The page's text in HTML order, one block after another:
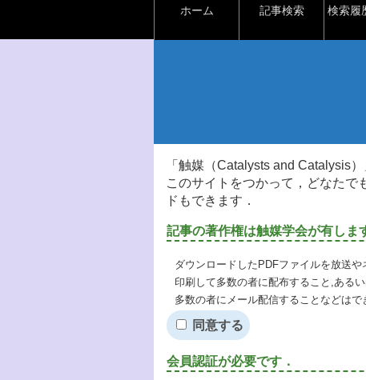
ホーム 記事検索 検索履
「触媒（Catalysts and Catalysis
このサイトをつかって，どなたで
ドもできます．
記事の著作権は触媒学会が有しま
ダウンロードしたPDFファイルを放送
印刷して多数の者に配布すること,あるい
多数の者にメール配信することなどはで
同意する
会員認証が必要です．